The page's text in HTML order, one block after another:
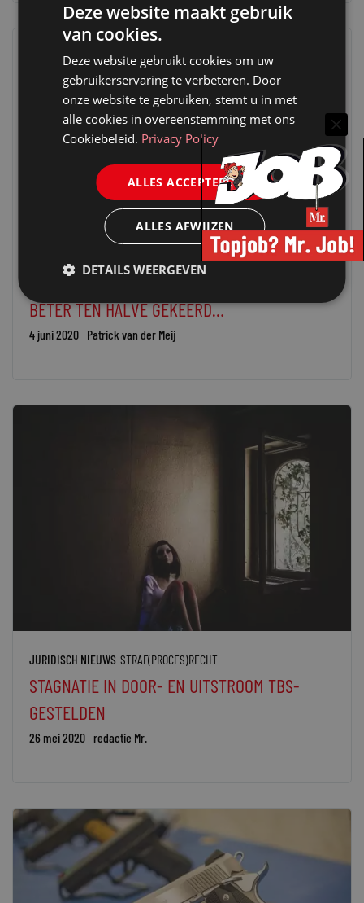
BETER TEN HALVE GEKEERD…
4 juni 2020 Patrick van der Meij
JURIDISCH NIEUWS STRAF(PROCES)RECHT
STAGNATIE IN DOOR- EN UITSTROOM TBS-
GESTELDEN
26 mei 2020 redactie Mr.
Deze website maakt gebruik
van cookies.
Deze website gebruikt cookies om uw
gebruikerservaring te verbeteren. Door
onze website te gebruiken, stemt u in met
alle cookies in overeenstemming met ons
Cookiebeleid. Privacy Policy
ALLES ACCEPTEREN
ALLES AFWIJZEN
DETAILS WEERGEVEN